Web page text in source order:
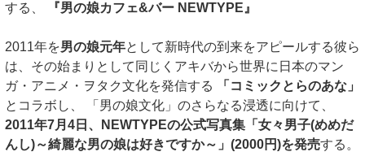
する、
『男の娘カフェ&バー NEWTYPE』
2011年を男の娘元年として新時代の到来をアピールする彼ら
は、その始まりとして同じくアキバから世界に日本のマン
ガ・アニメ・ヲタク文化を発信する
「コミックとらのあな」
とコラボし、 「男の娘文化」のさらなる浸透に向けて、
2011年7月4日、NEWTYPEの公式写真集「女々男子(めめだ
んし)～綺麗な男の娘は好きですか～」(2000円)を発売する。